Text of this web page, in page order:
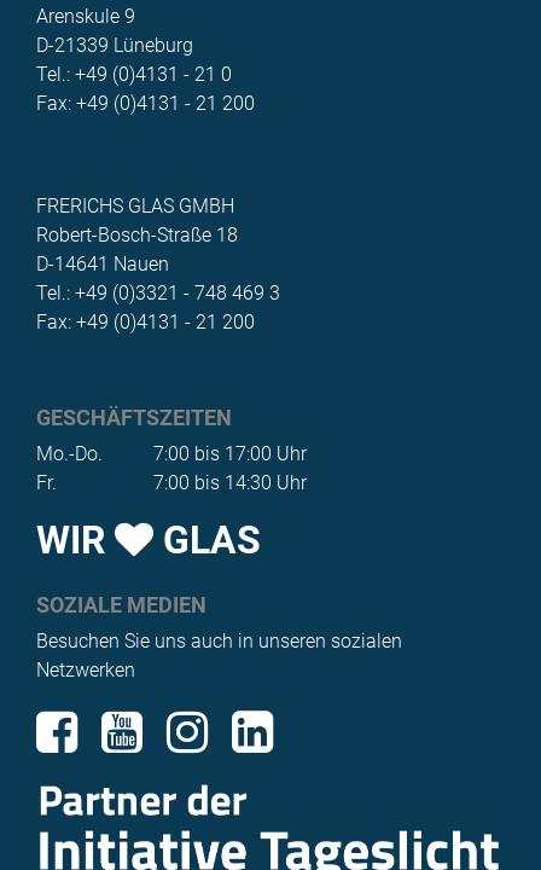
Arenskule 9
D-21339 Lüneburg
Tel.: +49 (0)4131 - 21 0
Fax: +49 (0)4131 - 21 200
FRERICHS GLAS GMBH
Robert-Bosch-Straße 18
D-14641 Nauen
Tel.: +49 (0)3321 - 748 469 3
Fax: +49 (0)4131 - 21 200
GESCHÄFTSZEITEN
Mo.-Do.
7:00 bis 17:00 Uhr
Fr.
7:00 bis 14:30 Uhr
WIR GLAS
SOZIALE MEDIEN
Besuchen Sie uns auch in unseren sozialen
Netzwerken